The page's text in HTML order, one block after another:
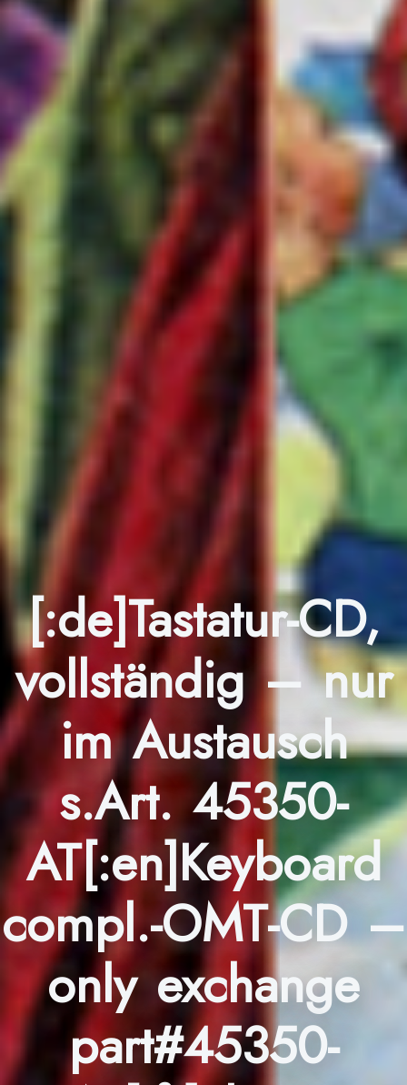
[:de]Tastatur-CD,
vollständig – nur
im Austausch
s.Art. 45350-
AT[:en]Keyboard
compl.-OMT-CD –
only exchange
part#45350-